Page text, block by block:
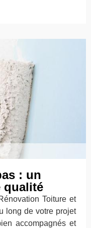
: un
qualité
Toiture et
long de votre projet
accompagnés et